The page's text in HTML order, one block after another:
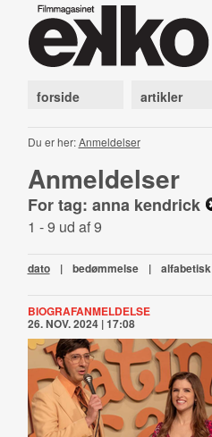
forside artikler
Du er her:Anmeldelser
Anmeldelser
For tag: anna kendrick
1 - 9 ud af 9
dato | bedømmelse | alfabetisk
BIOGRAFANMELDELSE
26. NOV. 2024 | 17:08